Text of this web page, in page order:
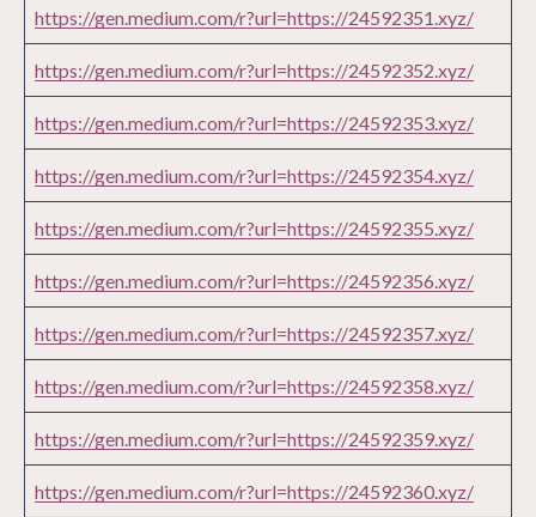
https://gen.medium.com/r?url=https://24592351.xyz/
https://gen.medium.com/r?url=https://24592352.xyz/
https://gen.medium.com/r?url=https://24592353.xyz/
https://gen.medium.com/r?url=https://24592354.xyz/
https://gen.medium.com/r?url=https://24592355.xyz/
https://gen.medium.com/r?url=https://24592356.xyz/
https://gen.medium.com/r?url=https://24592357.xyz/
https://gen.medium.com/r?url=https://24592358.xyz/
https://gen.medium.com/r?url=https://24592359.xyz/
https://gen.medium.com/r?url=https://24592360.xyz/